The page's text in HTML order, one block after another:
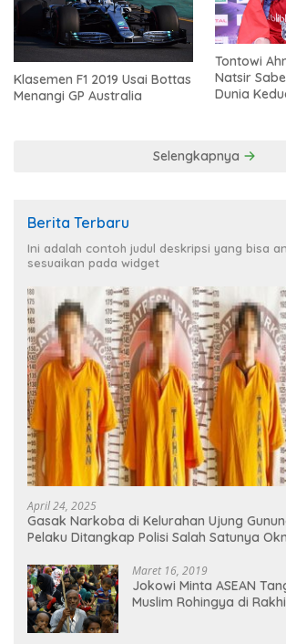
Klasemen F1 2019 Usai Bottas
Menangi GP Australia
Tontowi
Natsir
Dunia
Selengkapnya
Berita Terbaru
Ini adalah contoh judul deskripsi yang bisa
sesuaikan pada widget
April 24, 2025
Gasak Narkoba di Kelurahan Ujung
Pelaku Ditangkap Polisi Salah Satunya
Maret 16, 2019
Jokowi Minta ASEAN
Muslim Rohingya di